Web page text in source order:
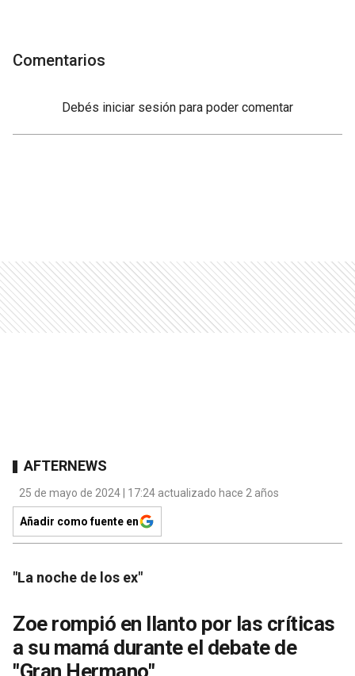
Comentarios
Debés iniciar sesión para poder comentar
AFTERNEWS
25 de mayo de 2024 | 17:24 actualizado hace 2 años
Añadir como fuente en
"La noche de los ex"
Zoe rompió en llanto por las críticas
a su mamá durante el debate de
"Gran Hermano"